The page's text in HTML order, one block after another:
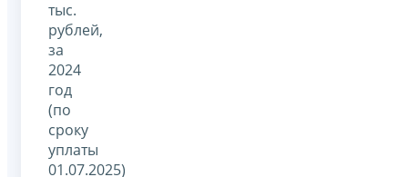
тыс.
рублей,
за
2024
год
(по
сроку
уплаты
01.07.2025)